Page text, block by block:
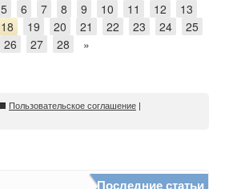
5 6 7 8 9 10 11 12
13
18 19 20 21 22 23 24
25
26
27 28 »
Пользовательское соглашение |
Последние статьи